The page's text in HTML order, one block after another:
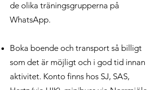
de olika träningsgrupperna på
WhatsApp.
Boka boende och transport så billigt
som det är möjligt och i god tid innan
aktivitet. Konto finns hos SJ, SAS,